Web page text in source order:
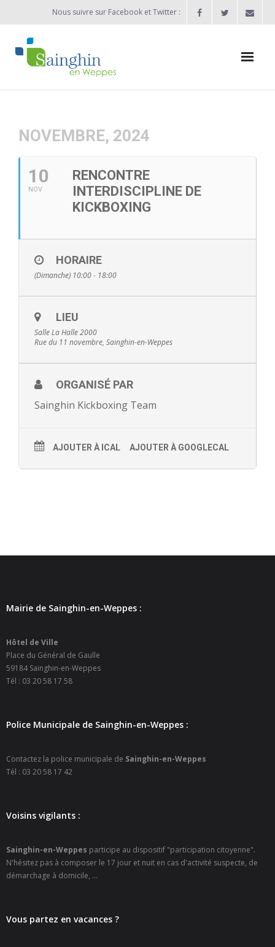
Nous suivre sur Facebook et Twitter :
Agenda
- Allocation d’études 2025/2026
- Inscriptions rentrée scolaire 2026-2027
- Vie scolaire
- - Ecole Maternelle Thomas Pesquet
- - Ecole Sainte Marie
- - Menus restaurant scolaire
- - Centres de loisirs
- - Espace jeunes 12 / 17 ans
- - Micro-Crèches Atomes Crèchus
- - Micro-Crèches Léa et Léo / Hapili
- - - Hapili Gare par Léa et Léo
- Portail Famille
- Horaires d’ouverture
- - Passeport
NOVEMBRE, 2024
10
NOV
RENCONTRE
INTERDISCIPLINE DE
KICKBOXING
HORAIRE
(Dimanche) 10:00 - 18:00
LIEU
Salle La Halle 2000
Rue du 11 novembre, Sainghin-en-Weppes
ORGANISÉ PAR
Sainghin Kickboxing Team
AJOUTER À ICAL AJOUTER À GOOGLECAL
Mairie de Sainghin-en-Weppes :
Hôtel de Ville
Place du Général de Gaulle
59184 Sainghin-en-Weppes
Tél : 03 20 58 17 58
Police Municipale de Sainghin-en-Weppes :
Contactez la police municipale de Sainghin-en-Weppes
Tél : 03 20 58 17 42
Voisins vigilants :
Sainghin-en-Weppes participe au dispositif "participation citoyenne".
N'hésitez pas à composer le 17 jour et nuit en cas d'activité suspecte, de
démarchage à domicile, ...
Vous partez en vacances ?